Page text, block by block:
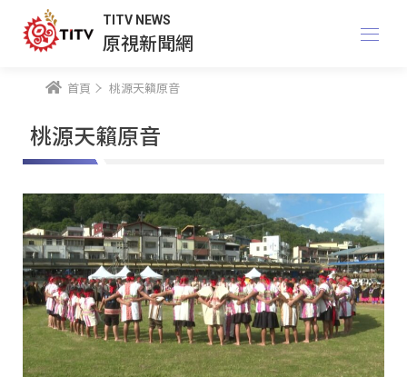
TITV NEWS
原視新聞網
首頁 桃源天籟原音
桃源天籟原音